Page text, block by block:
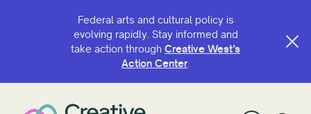
Federal arts and cultural policy is
evolving rapidly. Stay informed and
take action through Creative West’s
Action Center.